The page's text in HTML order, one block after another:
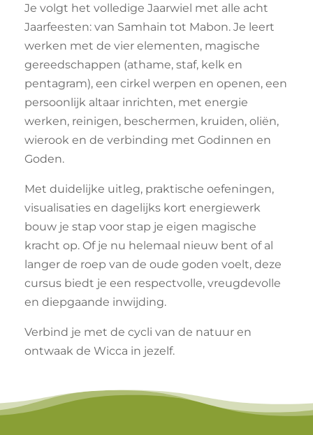
Je volgt het volledige Jaarwiel met alle acht
Jaarfeesten: van Samhain tot Mabon. Je leert
werken met de vier elementen, magische
gereedschappen (athame, staf, kelk en
pentagram), een cirkel werpen en openen, een
persoonlijk altaar inrichten, met energie
werken, reinigen, beschermen, kruiden, oliën,
wierook en de verbinding met Godinnen en
Goden.
Met duidelijke uitleg, praktische oefeningen,
visualisaties en dagelijks kort energiewerk
bouw je stap voor stap je eigen magische
kracht op. Of je nu helemaal nieuw bent of al
langer de roep van de oude goden voelt, deze
cursus biedt je een respectvolle, vreugdevolle
en diepgaande inwijding.
Verbind je met de cycli van de natuur en
ontwaak de Wicca in jezelf.